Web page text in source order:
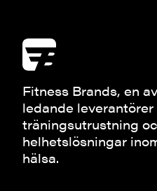
Fitness Brands, en
ledande leverantörer
träningsutrustning
helhetslösningar
hälsa.